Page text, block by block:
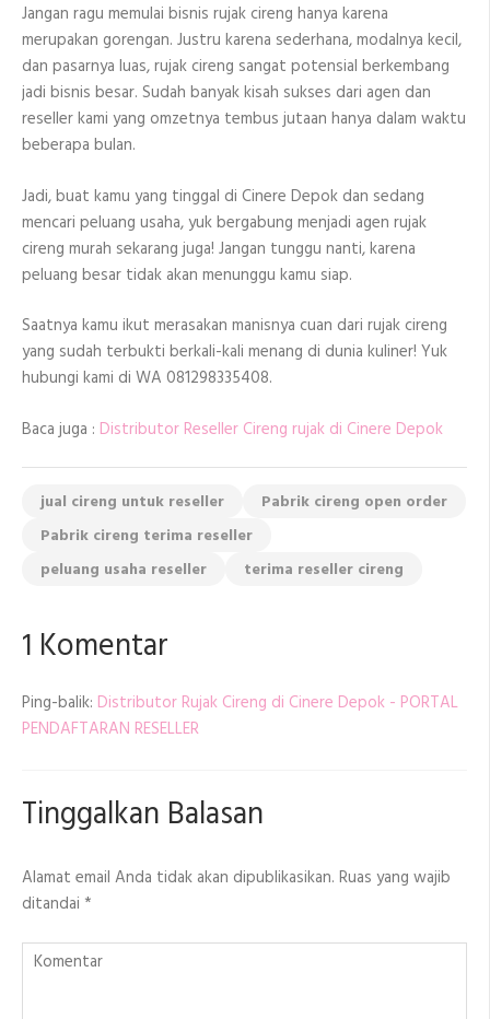
Jangan ragu memulai bisnis rujak cireng hanya karena
merupakan gorengan. Justru karena sederhana, modalnya kecil,
dan pasarnya luas, rujak cireng sangat potensial berkembang
jadi bisnis besar. Sudah banyak kisah sukses dari agen dan
reseller kami yang omzetnya tembus jutaan hanya dalam waktu
beberapa bulan.
Jadi, buat kamu yang tinggal di Cinere Depok dan sedang
mencari peluang usaha, yuk bergabung menjadi agen rujak
cireng murah sekarang juga! Jangan tunggu nanti, karena
peluang besar tidak akan menunggu kamu siap.
Saatnya kamu ikut merasakan manisnya cuan dari rujak cireng
yang sudah terbukti berkali-kali menang di dunia kuliner! Yuk
hubungi kami di WA 081298335408.
Baca juga : Distributor Reseller Cireng rujak di Cinere Depok
jual cireng untuk reseller
Pabrik cireng open order
Pabrik cireng terima reseller
peluang usaha reseller
terima reseller cireng
1 Komentar
Ping-balik: Distributor Rujak Cireng di Cinere Depok - PORTAL
PENDAFTARAN RESELLER
Tinggalkan Balasan
Alamat email Anda tidak akan dipublikasikan. Ruas yang wajib
ditandai *
Komentar